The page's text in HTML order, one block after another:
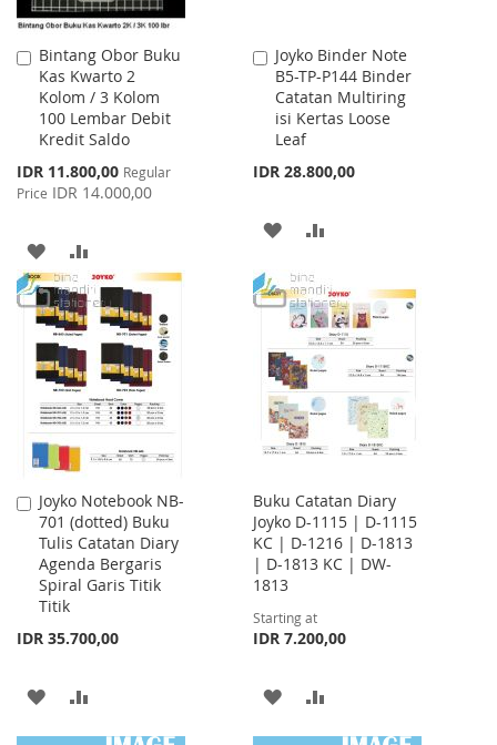
Bintang Obor Buku
Kas Kwarto 2
Kolom / 3 Kolom
100 Lembar Debit
Kredit Saldo
Special
Price
IDR 11.800,00 Regular
Price IDR 14.000,00
Add
to
Cart
ADD
TO
WISH
LIST
TO
COMPARE
Joyko Binder Note
B5-TP-P144 Binder
Catatan Multiring
isi Kertas Loose
Leaf
IDR 28.800,00
Add
to
Cart
ADD
WISH
LIST
COMPARE
Joyko Notebook NB-
701 (dotted) Buku
Tulis Catatan Diary
Agenda Bergaris
Spiral Garis Titik
Titik
IDR 35.700,00
Add
to
Cart
ADD
TO
TO
Buku Catatan Diary
Joyko D-1115 | D-1115
KC | D-1216 | D-1813
| D-1813 KC | DW-
1813
Starting at
IDR 7.200,00
ADD
TO
TO